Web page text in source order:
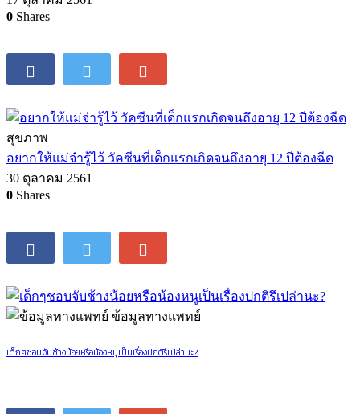
0 Shares
สุขภาพ
อยากให้แม่จ๋ารู้ไว้ วัคซีนที่เด็กแรกเกิดจนถึงอายุ 12 ปีต้องฉีด
30 ตุลาคม 2561
0 Shares
ข้อมูลทางแพทย์
เด็กๆชอบจับช้างน้อยหรือน้องหนูเป็นเรื่องปกติรึเปล่านะ?